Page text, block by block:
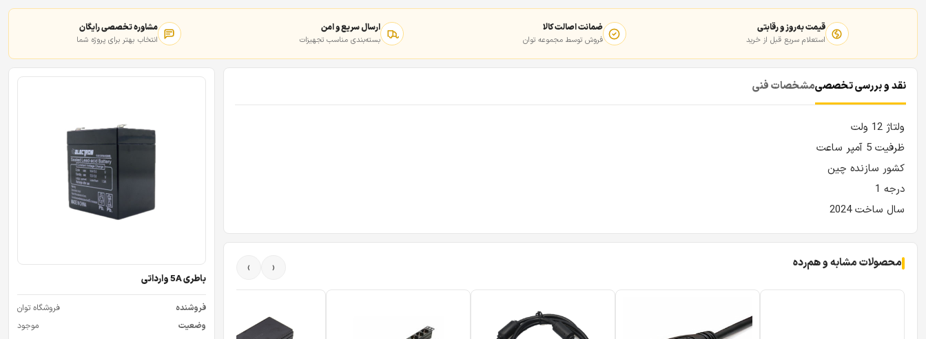
قیمت به‌روز و رقابتی
استعلام سریع قبل از خرید
ضمانت اصالت کالا
فروش توسط مجموعه توان
ارسال سریع و امن
بسته‌بندی مناسب تجهیزات
مشاوره تخصصی رایگان
انتخاب بهتر برای پروژه شما
نقد و بررسی تخصصیمشخصات فنی
ولتاژ 12 ولت
ظرفیت 5 آمپر ساعت
کشور سازنده چین
درجه 1
سال ساخت 2024
محصولات مشابه و هم‌رده ‹
›
باطری 5A وارداتی
فروشنده
فروشگاه توان
وضعیت
موجود